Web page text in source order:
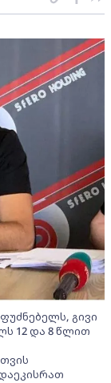
გივი
12 და 8 წლით